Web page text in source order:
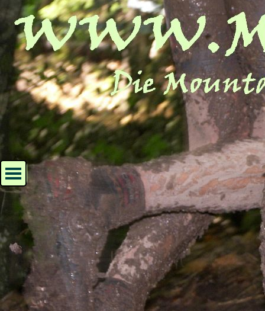
Direkt zum Seiteninhalt
Menü überspringen